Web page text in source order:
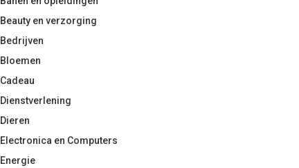
Beauty en verzorging
Bedrijven
Bloemen
Cadeau
Dienstverlening
Dieren
Electronica en Computers
Energie